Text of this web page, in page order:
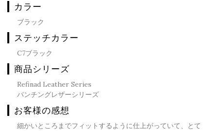
カラー
ブラック
ステッチカラー
C7ブラック
商品シリーズ
Refinad Leather Series
パンチングレザーシリーズ
お客様の感想
細かいところまでフィットするように仕上がっていて、とて